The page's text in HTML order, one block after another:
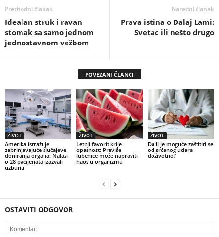
Prethodni članak
Idealan struk i ravan
stomak sa samo jednom
jednostavnom vežbom
Naredni članak
Prava istina o Dalaj Lami:
Svetac ili nešto drugo
POVEZANI ČLANCI
ŽIVOT
Amerika istražuje
zabrinjavajuće slučajeve
doniranja organa: Nalazi
o 28 pacijenata izazvali
uzbunu
ŽIVOT
Letnji favorit krije
opasnost: Previše
lubenice može napraviti
haos u organizmu
ŽIVOT
Da li je moguće zaštititi se
od srčanog udara
doživotno?
OSTAVITI ODGOVOR